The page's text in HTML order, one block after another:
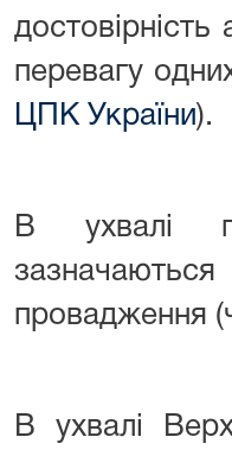
перевагу
ЦПК України).
В ухвалі
провадження
В ухвалі